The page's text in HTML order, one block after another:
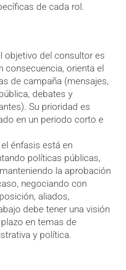
de cada rol.
objetivo del consultor es
consecuencia, orienta el
de campaña (mensajes,
debates y
Su prioridad es
en un periodo corto e
énfasis está en
políticas públicas,
la aprobación
negociando con
aliados,
debe tener una visión
en temas de
y política.